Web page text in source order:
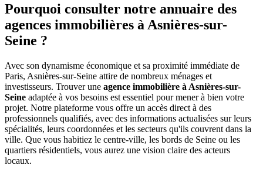
Pourquoi consulter notre annuaire des
agences immobilières à Asnières-sur-
Seine ?
Avec son dynamisme économique et sa proximité immédiate de
Paris, Asnières-sur-Seine attire de nombreux ménages et
investisseurs. Trouver une agence immobilière à Asnières-sur-
Seine adaptée à vos besoins est essentiel pour mener à bien votre
projet. Notre plateforme vous offre un accès direct à des
professionnels qualifiés, avec des informations actualisées sur leurs
spécialités, leurs coordonnées et les secteurs qu'ils couvrent dans la
ville. Que vous habitiez le centre-ville, les bords de Seine ou les
quartiers résidentiels, vous aurez une vision claire des acteurs
locaux.